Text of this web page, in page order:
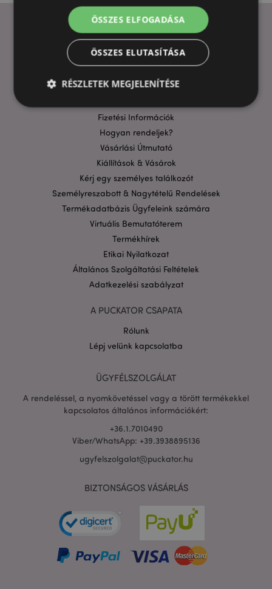
HASZNOS LINKEK
Szállítási költségek
Fizetési Információk
Hogyan rendeljek?
Vásárlási Útmutató
Kiállítások & Vásárok
Kérj egy személyes találkozót
Személyreszabott & Nagytételű Rendelések
Termékadatbázis Ügyfeleink számára
Virtuális Bemutatóterem
Termékhírek
Etikai Nyilatkozat
Általános Szolgáltatási Feltételek
Adatkezelési szabályzat
A PUCKATOR CSAPATA
Rólunk
Lépj velünk kapcsolatba
ÜGYFÉLSZOLGÁLAT
A rendeléssel, a nyomkövetéssel vagy a törött termékekkel
kapcsolatos általános információkért:
+36.1.7010490
Viber/WhatsApp: +39.3938895136
ugyfelszolgalat@puckator.hu
BIZTONSÁGOS VÁSÁRLÁS
ÖSSZES ELFOGADÁSA
ÖSSZES ELUTASÍTÁSA
RÉSZLETEK MEGJELENÍTÉSE
Elengedhetetlenül szükséges
Funkcionalitás
lehetővé teszik a webhely alapvető funkcióit,
például a felhasználói bejelentkezést és a
fiókkezelést. A weboldal nem használható
megfelelően a feltétlenül szükséges sütik nélkül.
CookieScriptConsent
.puckator.hu
Google
adatvédelmi szabályzatát